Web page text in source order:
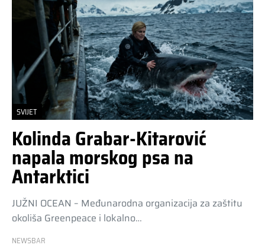
SVIJET
Kolinda Grabar-Kitarović
napala morskog psa na
Antarktici
JUŽNI OCEAN – Međunarodna organizacija za zaštitu
okoliša Greenpeace i lokalno…
NEWSBAR